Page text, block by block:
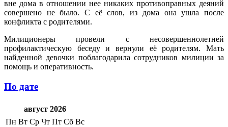
вне дома в отношении нее никаких противоправных деяний
совершено не было. С её слов, из дома она ушла после
конфликта с родителями.
Милиционеры провели с несовершеннолетней
профилактическую беседу и вернули её родителям. Мать
найденной девочки поблагодарила сотрудников милиции за
помощь и оперативность.
По дате
август 2026
Пн Вт Ср Чт Пт Сб Вс